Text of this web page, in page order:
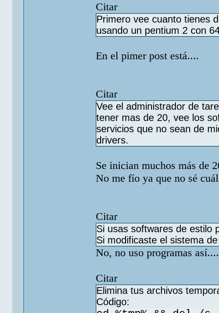
Citar
Primero vee cuanto tienes
usando un pentium 2 con
En el pimer post está....
Citar
Vee el administrador de
tener mas de 20, vee los
servicios que no sean de
drivers.
Se inician muchos más de
No me fío ya que no sé
Citar
Si usas softwares de estilo
Si modificaste el sistema
No, no uso programas
Citar
Elimina tus archivos
Código: